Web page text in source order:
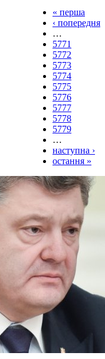
« перша
‹ попередня
…
5771
5772
5773
5774
5775
5776
5777
5778
5779
…
наступна ›
остання »